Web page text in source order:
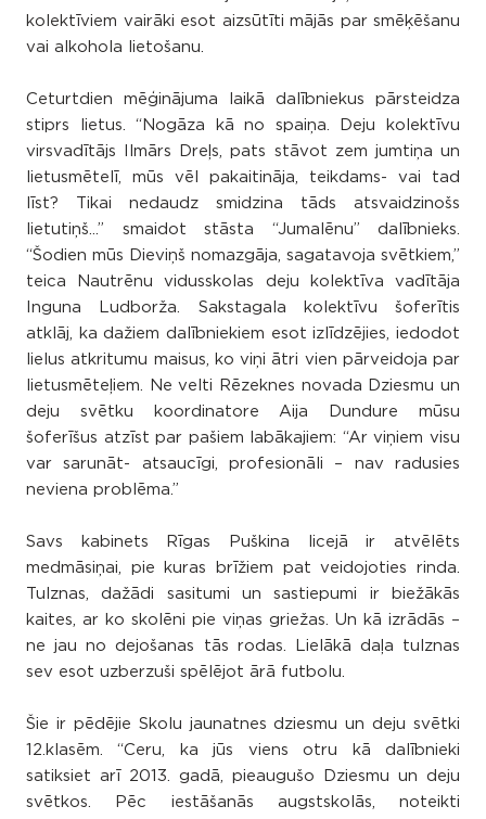
kolektīviem vairāki esot aizsūtīti mājās par smēķēšanu
vai alkohola lietošanu.
Ceturtdien mēģinājuma laikā dalībniekus pārsteidza
stiprs lietus. “Nogāza kā no spaiņa. Deju kolektīvu
virsvadītājs Ilmārs Dreļs, pats stāvot zem jumtiņa un
lietusmētelī, mūs vēl pakaitināja, teikdams- vai tad
līst? Tikai nedaudz smidzina tāds atsvaidzinošs
lietutiņš...” smaidot stāsta “Jumalēnu” dalībnieks.
“Šodien mūs Dieviņš nomazgāja, sagatavoja svētkiem,”
teica Nautrēnu vidusskolas deju kolektīva vadītāja
Inguna Ludborža. Sakstagala kolektīvu šoferītis
atklāj, ka dažiem dalībniekiem esot izlīdzējies, iedodot
lielus atkritumu maisus, ko viņi ātri vien pārveidoja par
lietusmēteļiem. Ne velti Rēzeknes novada Dziesmu un
deju svētku koordinatore Aija Dundure mūsu
šoferīšus atzīst par pašiem labākajiem: “Ar viņiem visu
var sarunāt- atsaucīgi, profesionāli – nav radusies
neviena problēma.”
Savs kabinets Rīgas Puškina licejā ir atvēlēts
medmāsiņai, pie kuras brīžiem pat veidojoties rinda.
Tulznas, dažādi sasitumi un sastiepumi ir biežākās
kaites, ar ko skolēni pie viņas griežas. Un kā izrādās –
ne jau no dejošanas tās rodas. Lielākā daļa tulznas
sev esot uzberzuši spēlējot ārā futbolu.
Šie ir pēdējie Skolu jaunatnes dziesmu un deju svētki
12.klasēm. “Ceru, ka jūs viens otru kā dalībnieki
satiksiet arī 2013. gadā, pieaugušo Dziesmu un deju
svētkos. Pēc iestāšanās augstskolās, noteikti